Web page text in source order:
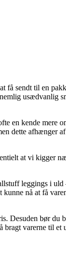
få sendt til en
usædvanlig
en kende mere
dette afhænger
at vi kigger
leggings i
kunne nå at få
Desuden bør du
varerne til et